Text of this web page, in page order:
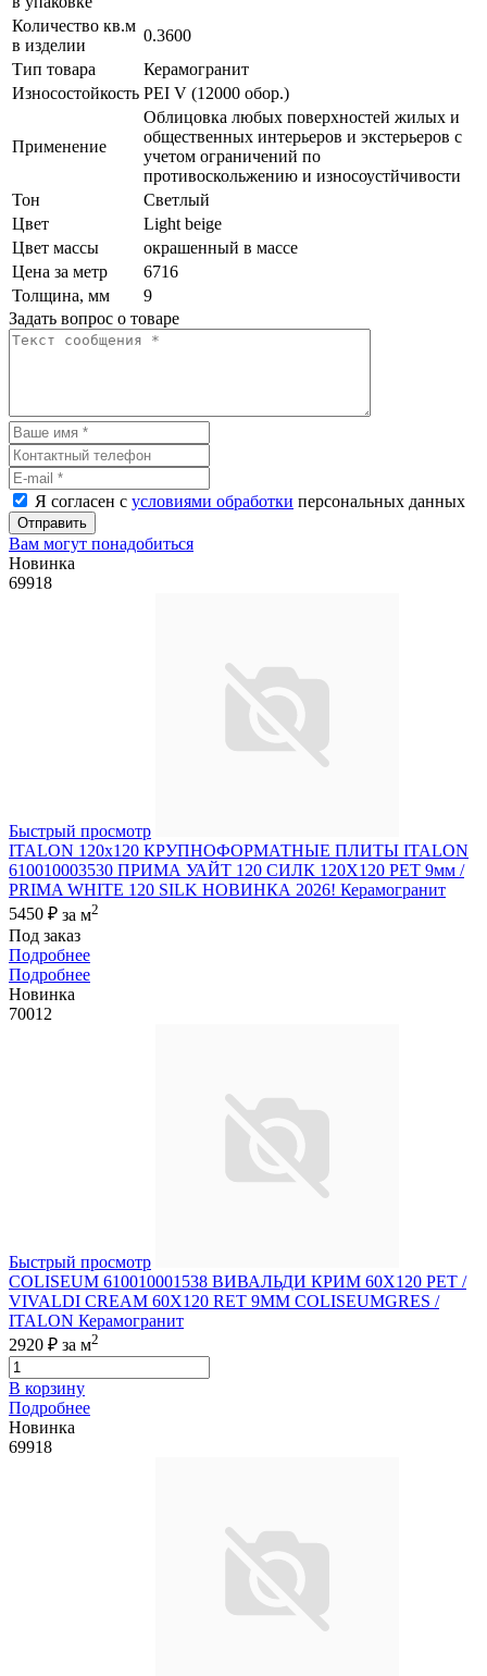
Количество кв.м
в изделии
0.3600
Тип товара
Керамогранит
Износостойкость PEI V (12000 обор.)
Применение
Облицовка любых поверхностей жилых и
общественных интерьеров и экстерьеров с
учетом ограничений по
противоскольжению и износоустйчивости
Тон
Светлый
Цвет
Light beige
Цвет массы
окрашенный в массе
Цена за метр
6716
Толщина, мм
9
Задать вопрос о товаре
Я согласен с условиями обработки персональных данных
Отправить
Вам могут понадобиться
Новинка
69918
Быстрый просмотр
ITALON 120x120 КРУПНОФОРМАТНЫЕ ПЛИТЫ ITALON
610010003530 ПРИМА УАЙТ 120 СИЛК 120Х120 РЕТ 9мм /
PRIMA WHITE 120 SILK НОВИНКА 2026! Керамогранит
5450 ₽ за м2
Под заказ
Подробнее
Подробнее
Новинка
70012
Быстрый просмотр
COLISEUM 610010001538 ВИВАЛЬДИ КРИМ 60X120 РЕТ /
VIVALDI CREAM 60X120 RET 9MM COLISEUMGRES /
ITALON Керамогранит
2920 ₽ за м2
В корзину
Подробнее
Новинка
69918